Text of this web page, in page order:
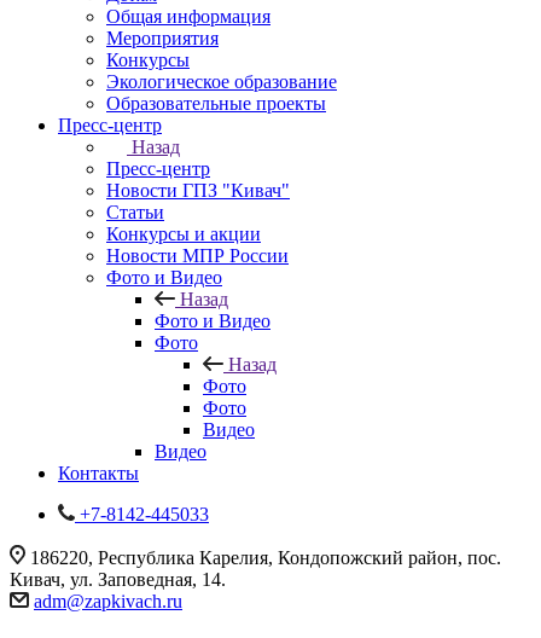
Общая информация
Мероприятия
Конкурсы
Экологическое образование
Образовательные проекты
Пресс-центр
Назад
Пресс-центр
Новости ГПЗ "Кивач"
Статьи
Конкурсы и акции
Новости МПР России
Фото и Видео
Назад
Фото и Видео
Фото
Назад
Фото
Фото
Видео
Видео
Контакты
+7-8142-445033
186220, Республика Карелия, Кондопожский район, пос.
Кивач, ул. Заповедная, 14.
adm@zapkivach.ru